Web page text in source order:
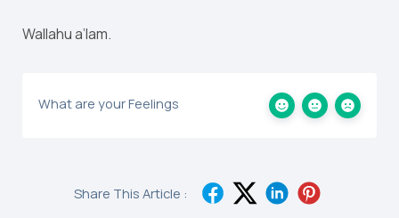
Wallahu a’lam.
What are your Feelings
Share This Article :